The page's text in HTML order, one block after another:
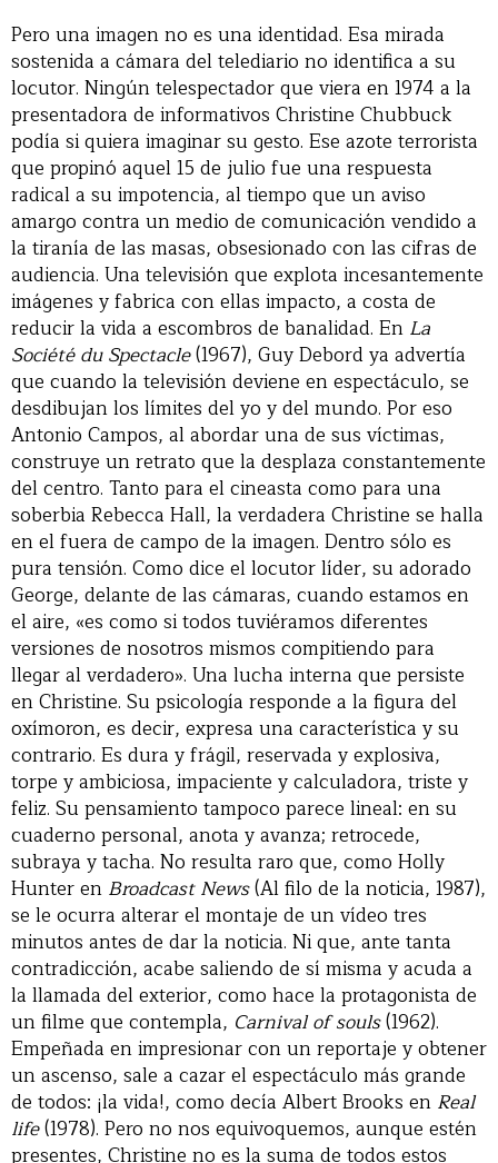
Pero una imagen no es una identidad. Esa mirada
sostenida a cámara del telediario no identifica a su
locutor. Ningún telespectador que viera en 1974 a la
presentadora de informativos Christine Chubbuck
podía si quiera imaginar su gesto. Ese azote terrorista
que propinó aquel 15 de julio fue una respuesta
radical a su impotencia, al tiempo que un aviso
amargo contra un medio de comunicación vendido a
la tiranía de las masas, obsesionado con las cifras de
audiencia. Una televisión que explota incesantemente
imágenes y fabrica con ellas impacto, a costa de
reducir la vida a escombros de banalidad. En La
Société du Spectacle(1967), Guy Debord ya advertía
que cuando la televisión deviene en espectáculo, se
desdibujan los límites del yo y del mundo. Por eso
Antonio Campos, al abordar una de sus víctimas,
construye un retrato que la desplaza constantemente
del centro. Tanto para el cineasta como para una
soberbia Rebecca Hall, la verdadera Christine se halla
en el fuera de campo de la imagen. Dentro sólo es
pura tensión. Como dice el locutor líder, su adorado
George, delante de las cámaras, cuando estamos en
el aire, «es como si todos tuviéramos diferentes
versiones de nosotros mismos compitiendo para
llegar al verdadero». Una lucha interna que persiste
en Christine. Su psicología responde a la figura del
oxímoron, es decir, expresa una característica y su
contrario. Es dura y frágil, reservada y explosiva,
torpe y ambiciosa, impaciente y calculadora, triste y
feliz. Su pensamiento tampoco parece lineal: en su
cuaderno personal, anota y avanza; retrocede,
subraya y tacha. No resulta raro que, como Holly
Hunter en Broadcast News(Al filo de la noticia, 1987),
se le ocurra alterar el montaje de un vídeo tres
minutos antes de dar la noticia. Ni que, ante tanta
contradicción, acabe saliendo de sí misma y acuda a
la llamada del exterior, como hace la protagonista de
un filme que contempla, Carnival of souls(1962).
Empeñada en impresionar con un reportaje y obtener
un ascenso, sale a cazar el espectáculo más grande
de todos: ¡la vida!, como decía Albert Brooks en Real
life(1978). Pero no nos equivoquemos, aunque estén
presentes, Christine no es la suma de todos estos